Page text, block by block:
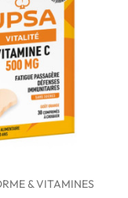
& VITAMINES